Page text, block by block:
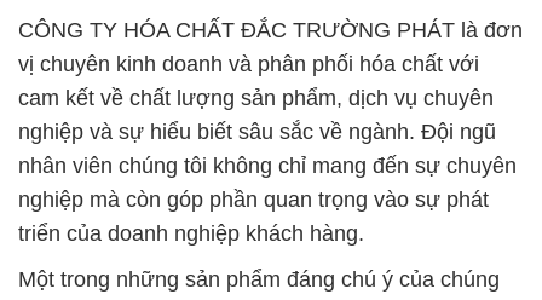
CÔNG TY HÓA CHẤT ĐẮC TRƯỜNG PHÁT là đơn
vị chuyên kinh doanh và phân phối hóa chất với
cam kết về chất lượng sản phẩm, dịch vụ chuyên
nghiệp và sự hiểu biết sâu sắc về ngành. Đội ngũ
nhân viên chúng tôi không chỉ mang đến sự chuyên
nghiệp mà còn góp phần quan trọng vào sự phát
triển của doanh nghiệp khách hàng.
Một trong những sản phẩm đáng chú ý của chúng